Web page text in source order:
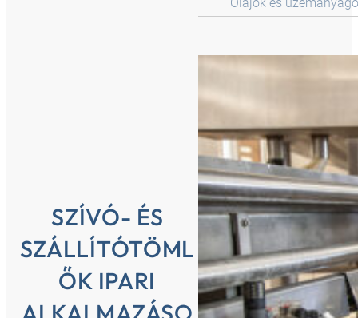
SZÍVÓ- ÉS
SZÁLLÍTÓTÖML
ŐK IPARI